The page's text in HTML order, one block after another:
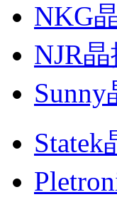
NKG
NJR晶
Sunny
Statek